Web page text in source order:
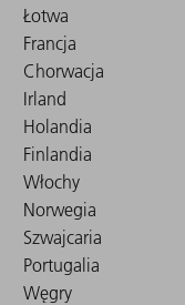
Łotwa
Francja
Chorwacja
Irland
Holandia
Finlandia
Włochy
Norwegia
Szwajcaria
Portugalia
Węgry